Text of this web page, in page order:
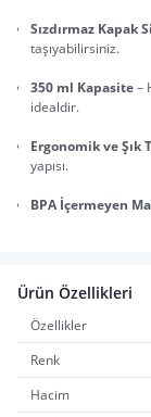
Sızdırmaz Kapak
taşıyabilirsiniz.
350 ml Kapasite –
idealdir.
Ergonomik ve Şık
yapısı.
BPA İçermeyen
Ürün Özellikleri
Özellikler
Renk
Hacim